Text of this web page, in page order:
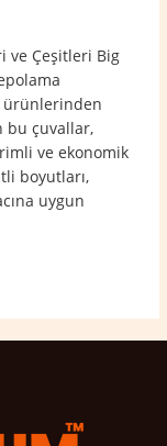
ve Çeşitleri Big
ürünlerinden
bu çuvallar,
ve ekonomik
boyutları,
uygun